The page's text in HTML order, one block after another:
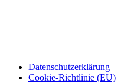
Datenschutzerklärung
Cookie-Richtlinie (EU)